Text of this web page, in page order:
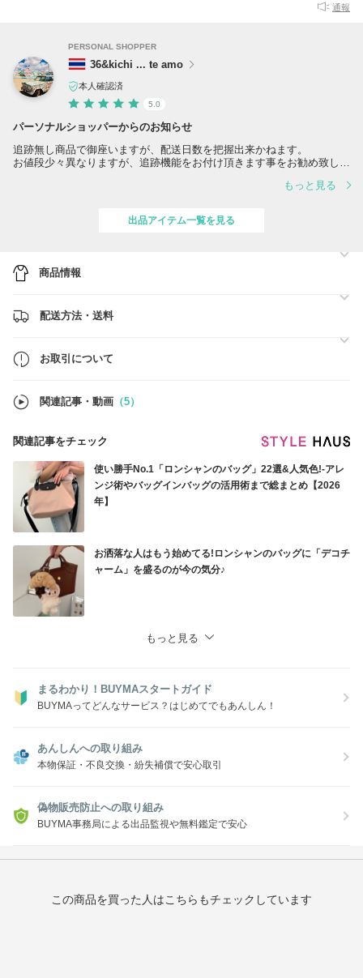
通報
PERSONAL SHOPPER
36&kichi ... te amo
本人確認済
5.0
パーソナルショッパーからのお知らせ
追跡無し商品で御座いますが、配送日数を把握出来かねます。
お値段少々異なりますが、追跡機能をお付け頂きます事をお勧め致しま
追跡無し商品、気長にお待ち頂けます方お願い致します。
けますようお願い申し上げます。
もっと見る
出品アイテム一覧を見る
商品情報
配送方法・送料
お取引について
関連記事・動画 （5）
関連記事をチェック
使い勝手No.1「ロンシャンのバッグ」22選&人気色!-アレ
ンジ術やバッグインバッグの活用術まで総まとめ【2026
年】
お洒落な人はもう始めてる!ロンシャンのバッグに「デコチ
ャーム」を盛るのが今の気分♪
もっと見る
まるわかり！BUYMAスタートガイド
BUYMAってどんなサービス？はじめてでもあんしん！
あんしんへの取り組み
本物保証・不良交換・紛失補償で安心取引
偽物販売防止への取り組み
BUYMA事務局による出品監視や無料鑑定で安心
この商品を買った人はこちらもチェックしています